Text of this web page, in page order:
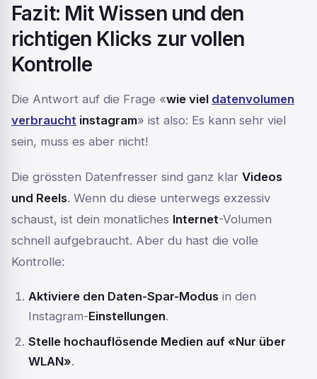
Fazit: Mit Wissen und den
richtigen Klicks zur vollen
Kontrolle
Die Antwort auf die Frage «wie viel datenvolumen
verbraucht instagram» ist also: Es kann sehr viel
sein, muss es aber nicht!
Die grössten Datenfresser sind ganz klar Videos
und Reels. Wenn du diese unterwegs exzessiv
schaust, ist dein monatliches Internet-Volumen
schnell aufgebraucht. Aber du hast die volle
Kontrolle:
Aktiviere den Daten-Spar-Modus in den
Instagram-Einstellungen.
Stelle hochauflösende Medien auf «Nur über
WLAN».